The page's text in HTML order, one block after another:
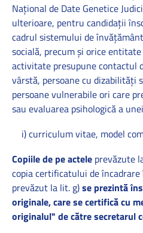
Naţional de Date Genetice
ulterioare, pentru candidaţii
cadrul sistemului de
socială, precum şi orice
activitate presupune contactul
vârstă, persoane cu dizabilităţi
persoane vulnerabile ori care
sau evaluarea psihologică a
i) curriculum vitae, model
Copiile de pe actele prevăzute
copia certificatului de
prevăzut la lit. g)se prezintă
originale, care se certifică cu
originalul" de către secretarul